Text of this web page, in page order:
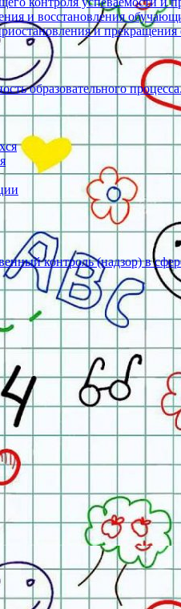
и восстановления
и
образовательного
контроль (надзор) в